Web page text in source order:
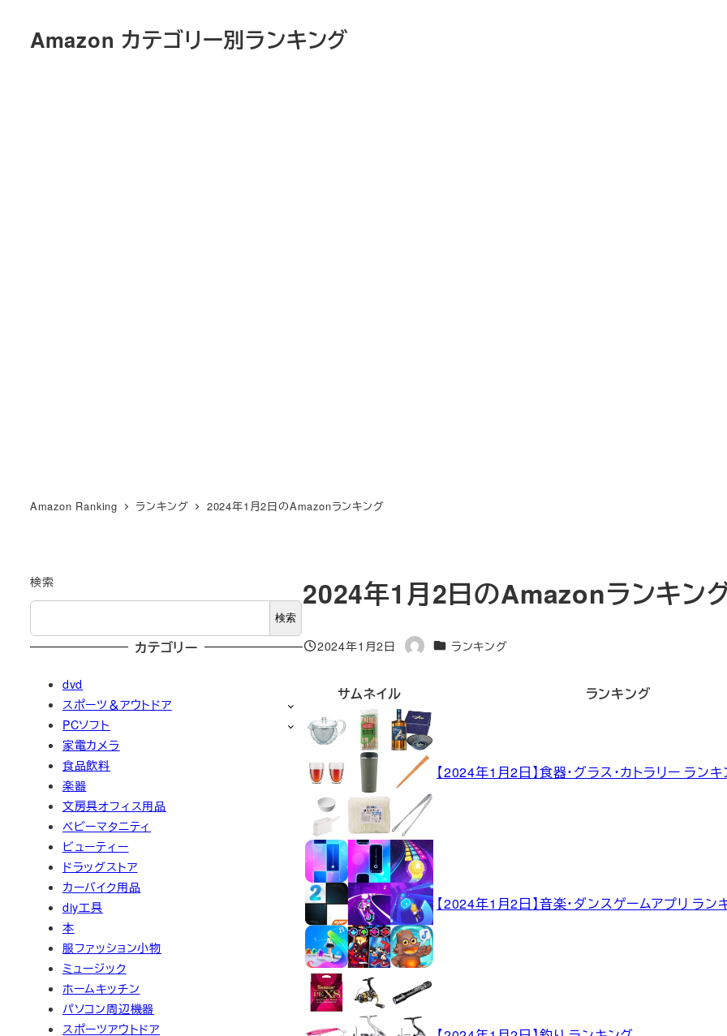
Amazon カテゴリー別ランキング
Amazon Ranking ランキング 2024年1月2日のAmazonランキング
2024年1月2日のAmazonランキン
投稿日
2024年1月2日
著
カテゴリー
ランキング
サムネイル ランキング
【2024年1月2日】食器・グラス・カトラリー ラン
【2024年1月2日】音楽・ダンスゲームアプリ ラン
検索
検索
カテゴリー
dvd
スポーツ＆アウトドア
PCソフト
家電カメラ
食品飲料
楽器
文房具オフィス用品
ベビーマタニティ
ビューティー
ドラッグストア
カーバイク用品
diy工具
本
服ファッション小物
ミュージック
ホームキッチン
パソコン周辺機器
スポーツアウトドア